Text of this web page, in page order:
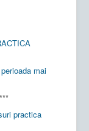
mai
practica